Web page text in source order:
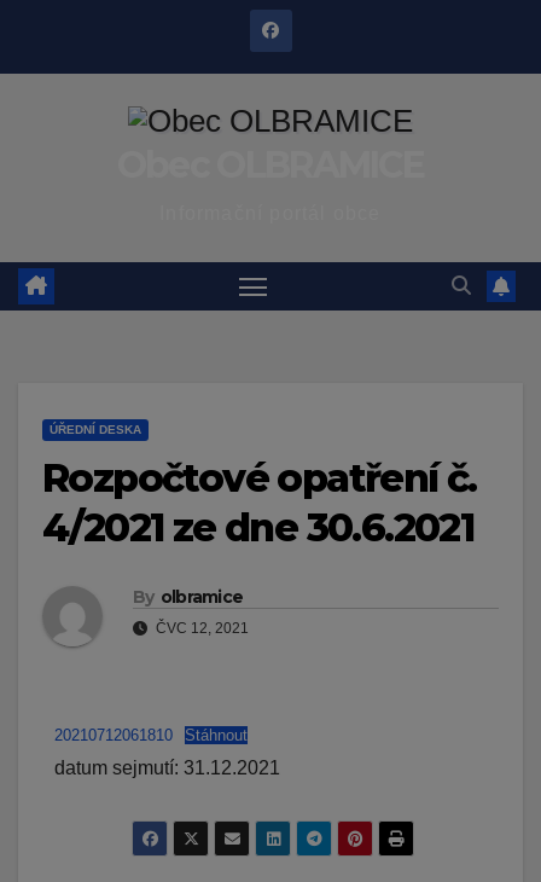
ÚŘEDNÍ DESKA
Rozpočtové opatření č.
4/2021 ze dne 30.6.2021
By olbramice
ČVC 12, 2021
20210712061810 Stáhnout
datum sejmutí: 31.12.2021